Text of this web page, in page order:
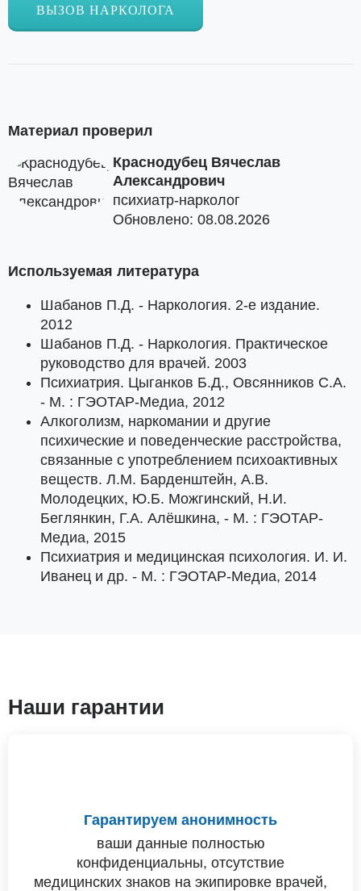
ВЫЗОВ НАРКОЛОГА
Материал проверил
Краснодубец Вячеслав
Александрович
психиатр-нарколог
Обновлено: 08.08.2026
Используемая литература
Шабанов П.Д. - Наркология. 2-е издание.
2012
Шабанов П.Д. - Наркология. Практическое
руководство для врачей. 2003
Психиатрия. Цыганков Б.Д., Овсянников С.А.
- М. : ГЭОТАР-Медиа, 2012
Алкоголизм, наркомании и другие
психические и поведенческие расстройства,
связанные с употреблением психоактивных
веществ. Л.М. Барденштейн, А.В.
Молодецких, Ю.Б. Можгинский, Н.И.
Беглянкин, Г.А. Алёшкина, - М. : ГЭОТАР-
Медиа, 2015
Психиатрия и медицинская психология. И. И.
Иванец и др. - М. : ГЭОТАР-Медиа, 2014
Наши гарантии
Гарантируем анонимность
ваши данные полностью
конфиденциальны, отсутствие
медицинских знаков на экипировке врачей,